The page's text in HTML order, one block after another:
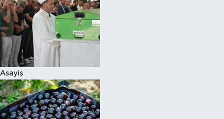
Asayiş
Yaşam-Çevre